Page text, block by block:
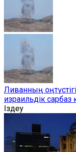
Ливанның
израильдік сарбаз
Іздеу